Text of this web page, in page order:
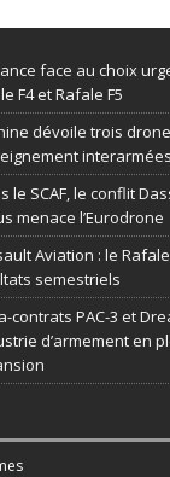
face au choix
F4 et Rafale F5
dévoile trois
interarmées
le SCAF, le conflit
menace l’Eurodrone
Aviation : le
semestriels
contrats PAC-3 et
d’armement en